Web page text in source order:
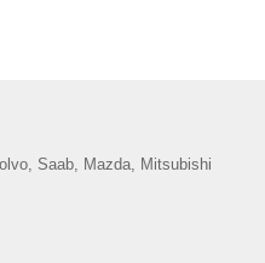
Saab, Mazda, Mitsubishi